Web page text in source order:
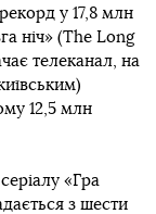
у 17,8 млн
ніч» (The Long
телеканал, на
12,5 млн
«Гра
з шести